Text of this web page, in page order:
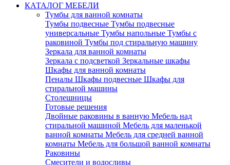
КАТАЛОГ МЕБЕЛИ
Тумбы для ванной комнаты
Тумбы подвесные Тумбы подвесные
универсальные Тумбы напольные Тумбы с
раковиной Тумбы под стиральную машину
Зеркала для ванной комнаты
Зеркала с подсветкой Зеркальные шкафы
Шкафы для ванной комнаты
Пеналы Шкафы подвесные Шкафы для
стиральной машины
Столешницы
Готовые решения
Двойные раковины в ванную Мебель над
стиральной машиной Мебель для маленькой
ванной комнаты Мебель для средней ванной
комнаты Мебель для большой ванной комнаты
Раковины
Смесители и водосливы